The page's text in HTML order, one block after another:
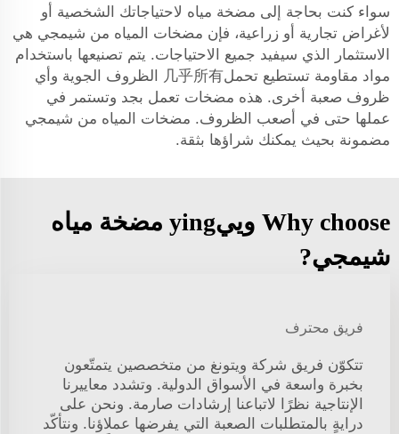
سواء كنت بحاجة إلى مضخة مياه لاحتياجاتك الشخصية أو
لأغراض تجارية أو زراعية، فإن مضخات المياه من شيمجي هي
الاستثمار الذي سيفيد جميع الاحتياجات. يتم تصنيعها باستخدام
مواد مقاومة تستطيع تحمل几乎所有 الظروف الجوية وأي
ظروف صعبة أخرى. هذه مضخات تعمل بجد وتستمر في
عملها حتى في أصعب الظروف. مضخات المياه من شيمجي
مضمونة بحيث يمكنك شراؤها بثقة.
Why choose وييying مضخة مياه
شيمجي?
فريق محترف
تتكوّن فريق شركة ويتونغ من متخصصين يتمتّعون
بخبرة واسعة في الأسواق الدولية. وتشدد معاييرنا
الإنتاجية نظرًا لاتباعنا إرشادات صارمة. ونحن على
درايةٍ بالمتطلبات الصعبة التي يفرضها عملاؤنا. ونتأكّد